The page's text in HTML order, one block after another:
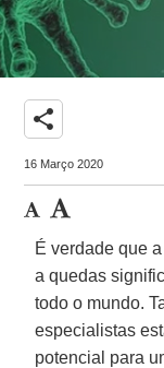
share
16 Março 2020
É verdade que
a quedas
todo o mundo.
especialistas
potencial para